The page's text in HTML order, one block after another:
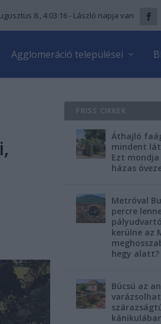
8., 4:03:17 - László napja van
Agglomeráció települései
FRISS CIKKEK
Áthajló
mindent
Ezt
házas
Metróval
percre
kerülne az
hegy alatt?
Búcsú az